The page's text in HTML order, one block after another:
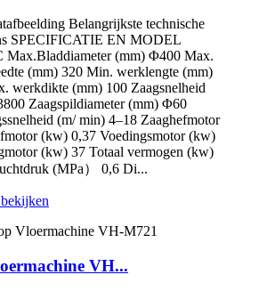
Belangrijkste technische
SPECIFICATIE EN MODEL
Max.Bladdiameter (mm) Φ400 Max.
(mm) 320 Min. werklengte (mm)
werkdikte (mm) 100 Zaagsnelheid
Zaagspildiameter (mm) Φ60
(m/ min) 4–18 Zaaghefmotor
(kw) 0,37 Voedingsmotor (kw)
(kw) 37 Totaal vermogen (kw)
(MPa） 0,6 Di...
VH...